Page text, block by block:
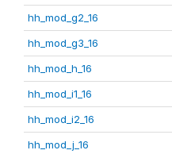
hh_mod_g2_16
hh_mod_g3_16
hh_mod_h_16
hh_mod_i1_16
hh_mod_i2_16
hh_mod_j_16